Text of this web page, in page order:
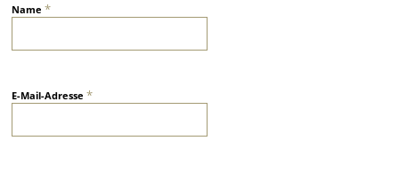
Name*
E-Mail-Adresse*